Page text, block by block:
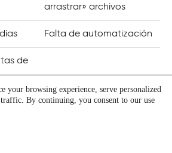
arrastrar» archivos
Falta de automatización
de
ilimitado a todas las funciones sin
your browsing experience, serve personalized
By continuing, you consent to our use